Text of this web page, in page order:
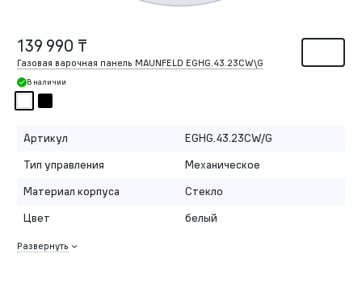
139 990 ₸
Газовая варочная панель MAUNFELD EGHG.43.23CW\G
В наличии
Артикул
EGHG.43.23CW/G
Тип управления
Механическое
Материал корпуса
Стекло
Цвет
белый
Развернуть